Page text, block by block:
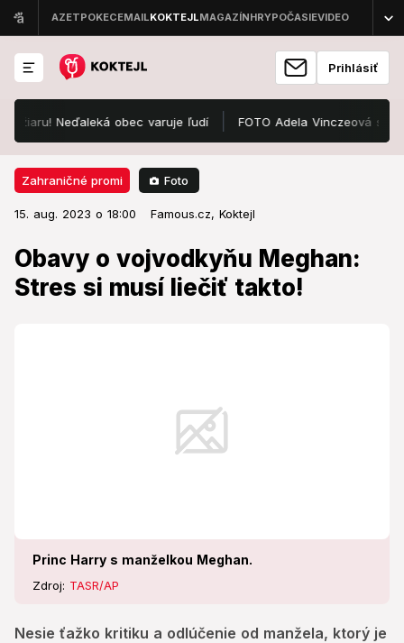
Prihlásiť
Neďaleká obec varuje ľudí FOTO Adela Vinczeová sa
Zahraničné promi Foto
15. aug. 2023 o 18:00 Famous.cz, Koktejl
Obavy o vojvodkyňu Meghan:
Stres si musí liečiť takto!
Princ Harry s manželkou Meghan.
Zdroj: TASR/AP
Nesie ťažko kritiku a odlúčenie od manžela, ktorý je
Zahraničné promi 15. aug. 2023 o 18:00
Obavy o vojvodkyňu Meghan:
Stres si musí liečiť takto!
Nesie ťažko kritiku a odlúčenie od manžela, ktorý je